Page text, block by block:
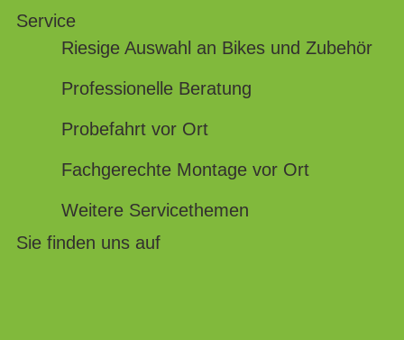
Service
Riesige Auswahl an Bikes und Zubehör
Professionelle Beratung
Probefahrt vor Ort
Fachgerechte Montage vor Ort
Weitere Servicethemen
Sie finden uns auf